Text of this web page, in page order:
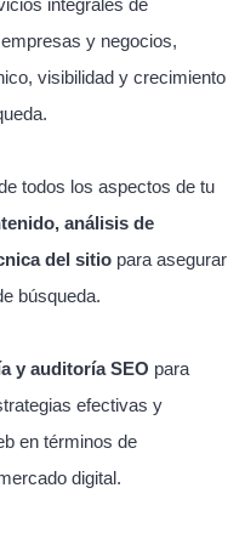
y negocios,
visibilidad y crecimiento
todos los aspectos de tu
análisis de
del sitio para asegurar
búsqueda.
y auditoría SEO para
efectivas y
en términos de
digital.